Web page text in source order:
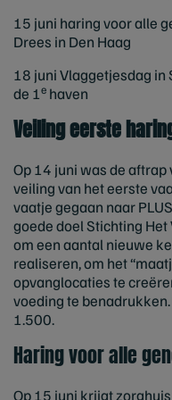
15 juni haring voor alle
Drees in Den Haag
18 juni Vlaggetjesdag in
de 1e haven
Veiling eerste
Op 14 juni was de
veiling van het eerste
vaatje gegaan naar
goede doel Stichting
om een aantal nieuwe
realiseren, om het
opvanglocaties te
voeding te
1.500.
Haring voor alle
Op 15 juni krijgt